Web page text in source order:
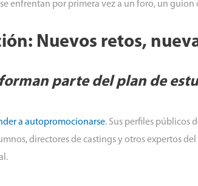
enfrentan por primera vez a un foro, un guion
Nuevos retos,
parte del plan de
a autopromocionarse. Sus perfiles públicos
directores de castings y otros expertos